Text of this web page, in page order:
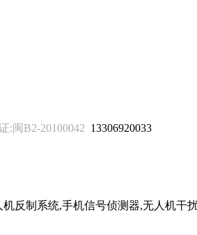
:闽B2-20100042 13306920033
反制系统,手机信号侦测器,无人机干